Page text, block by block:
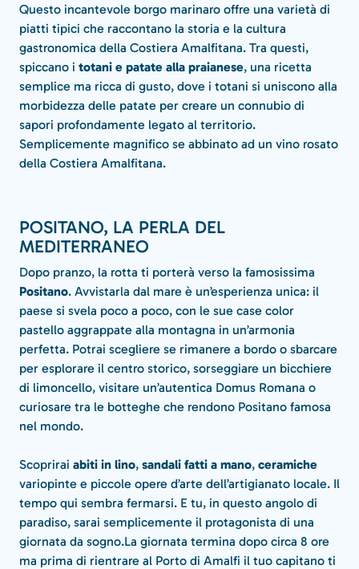
Questo incantevole borgo marinaro offre una varietà di
piatti tipici che raccontano la storia e la cultura
gastronomica della Costiera Amalfitana. Tra questi,
spiccano i totani e patate alla praianese, una ricetta
semplice ma ricca di gusto, dove i totani si uniscono alla
morbidezza delle patate per creare un connubio di
sapori profondamente legato al territorio.
Semplicemente magnifico se abbinato ad un vino rosato
della Costiera Amalfitana.
POSITANO, LA PERLA DEL
MEDITERRANEO
Dopo pranzo, la rotta ti porterà verso la famosissima
Positano. Avvistarla dal mare è un’esperienza unica: il
paese si svela poco a poco, con le sue case color
pastello aggrappate alla montagna in un’armonia
perfetta. Potrai scegliere se rimanere a bordo o sbarcare
per esplorare il centro storico, sorseggiare un bicchiere
di limoncello, visitare un’autentica Domus Romana o
curiosare tra le botteghe che rendono Positano famosa
nel mondo.
Scoprirai abiti in lino, sandali fatti a mano, ceramiche
variopinte e piccole opere d’arte dell’artigianato locale. Il
tempo qui sembra fermarsi. E tu, in questo angolo di
paradiso, sarai semplicemente il protagonista di una
giornata da sogno.La giornata termina dopo circa 8 ore
ma prima di rientrare al Porto di Amalfi il tuo capitano ti